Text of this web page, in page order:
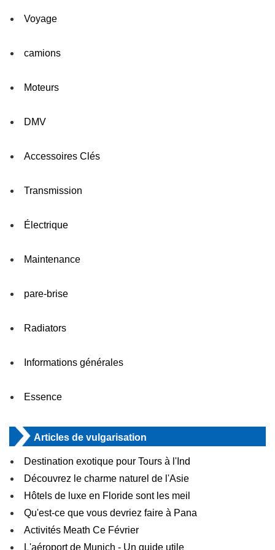
Voyage
camions
Moteurs
DMV
Accessoires Clés
Transmission
Électrique
Maintenance
pare-brise
Radiators
Informations générales
Essence
Articles de vulgarisation
Destination exotique pour Tours à l'Ind
Découvrez le charme naturel de l'Asie
Hôtels de luxe en Floride sont les meil
Qu'est-ce que vous devriez faire à Pana
Activités Meath Ce Février
L'aéroport de Munich - Un guide utile